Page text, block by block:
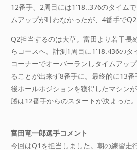
12番手、2周目には1’18..376のタイム
ムアップが叶わなかったが、4番手でQ2
Q2担当するのは大草。富田より若干長
らコースへ。計測1周目に1‘18.436のタ
コーナーでオーバーランしタイムアッ
ることが出来ず8番手に。最終的に13
後ポールポジションを獲得したマシン
勝は12番手からのスタートが決まった。
富田竜一郎選手コメント
今回はQ1を担当しました。朝の練習走